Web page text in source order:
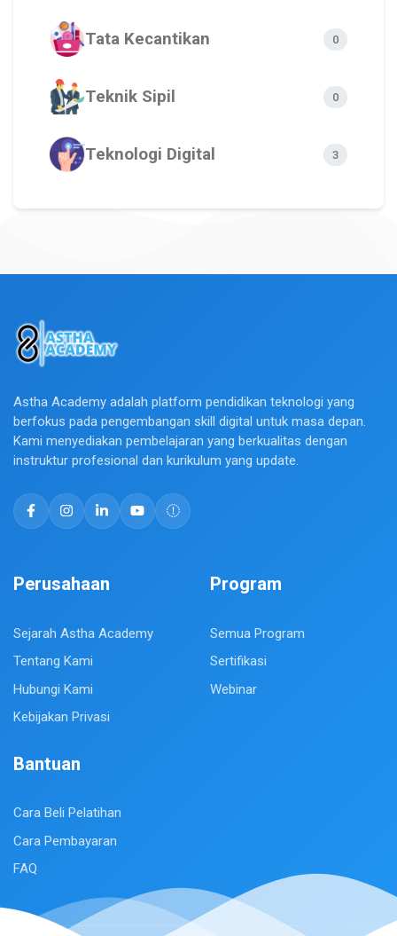
Tata Kecantikan 0
Teknik Sipil 0
Teknologi Digital 3
Astha Academy adalah platform pendidikan teknologi yang
berfokus pada pengembangan skill digital untuk masa depan.
Kami menyediakan pembelajaran yang berkualitas dengan
instruktur profesional dan kurikulum yang update.
Perusahaan
Sejarah Astha Academy
Tentang Kami
Hubungi Kami
Kebijakan Privasi
Program
Semua Program
Sertifikasi
Webinar
Bantuan
Cara Beli Pelatihan
Cara Pembayaran
FAQ